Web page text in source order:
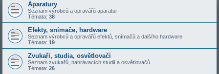
Aparatury
Seznam výrobců a opravářů aparatur
Témata: 38
Efekty, snímače, hardware
Seznam výrobců a opravářů efektů, snímačů a dalšího hardware
Témata: 19
Zvukaři, studia, osvětlovači
Seznam zvukařů, nahrávacích studií a osvětlovačů
Témata: 26